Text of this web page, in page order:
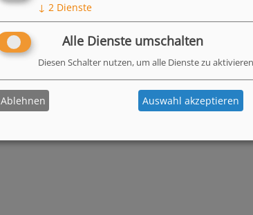
↓ 2 Dienste
Alle Dienste umschalten
Diesen Schalter nutzen, um alle Dienste zu
Ablehnen Auswahl akzeptieren